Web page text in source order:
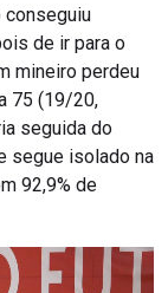
conseguiu
de ir para o
mineiro perdeu
75 (19/20,
seguida do
segue isolado na
92,9% de